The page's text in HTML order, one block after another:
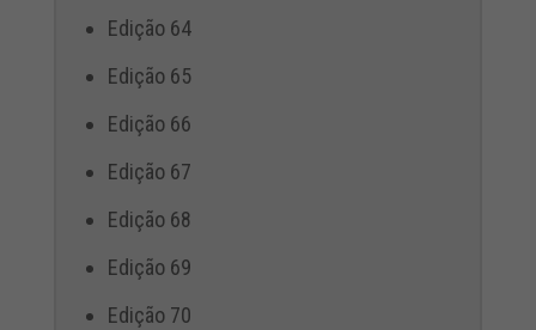
Edição 64
Edição 65
Edição 66
Edição 67
Edição 68
Edição 69
Edição 70